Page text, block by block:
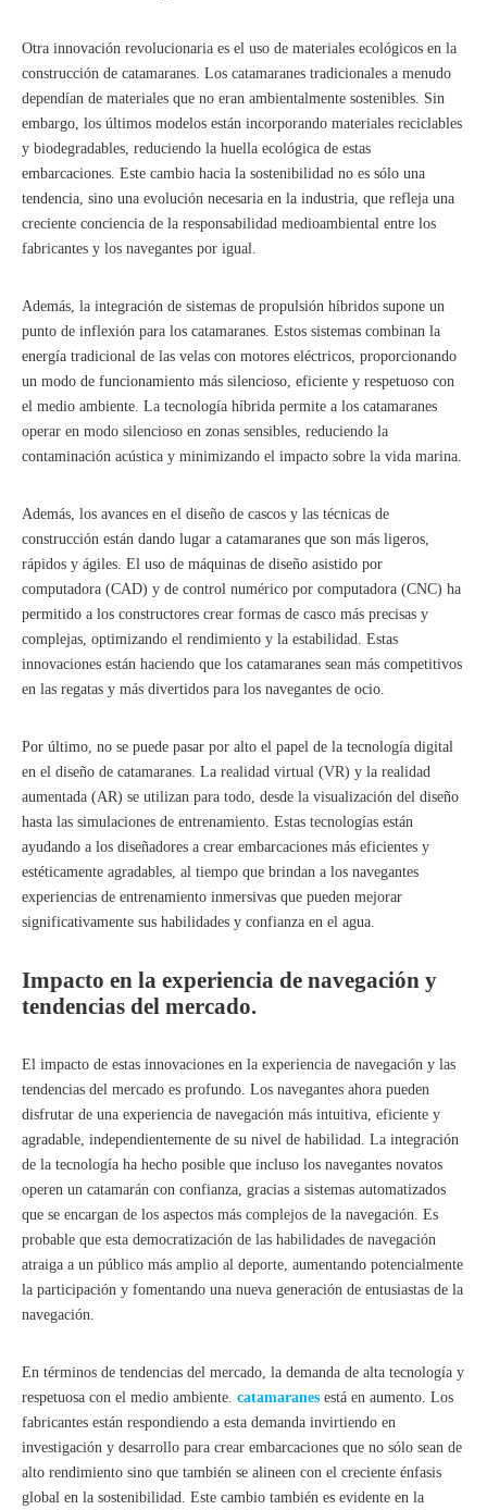
Otra innovación revolucionaria es el uso de materiales ecológicos en la
construcción de catamaranes. Los catamaranes tradicionales a menudo
dependían de materiales que no eran ambientalmente sostenibles. Sin
embargo, los últimos modelos están incorporando materiales reciclables
y biodegradables, reduciendo la huella ecológica de estas
embarcaciones. Este cambio hacia la sostenibilidad no es sólo una
tendencia, sino una evolución necesaria en la industria, que refleja una
creciente conciencia de la responsabilidad medioambiental entre los
fabricantes y los navegantes por igual.
Además, la integración de sistemas de propulsión híbridos supone un
punto de inflexión para los catamaranes. Estos sistemas combinan la
energía tradicional de las velas con motores eléctricos, proporcionando
un modo de funcionamiento más silencioso, eficiente y respetuoso con
el medio ambiente. La tecnología híbrida permite a los catamaranes
operar en modo silencioso en zonas sensibles, reduciendo la
contaminación acústica y minimizando el impacto sobre la vida marina.
Además, los avances en el diseño de cascos y las técnicas de
construcción están dando lugar a catamaranes que son más ligeros,
rápidos y ágiles. El uso de máquinas de diseño asistido por
computadora (CAD) y de control numérico por computadora (CNC) ha
permitido a los constructores crear formas de casco más precisas y
complejas, optimizando el rendimiento y la estabilidad. Estas
innovaciones están haciendo que los catamaranes sean más competitivos
en las regatas y más divertidos para los navegantes de ocio.
Por último, no se puede pasar por alto el papel de la tecnología digital
en el diseño de catamaranes. La realidad virtual (VR) y la realidad
aumentada (AR) se utilizan para todo, desde la visualización del diseño
hasta las simulaciones de entrenamiento. Estas tecnologías están
ayudando a los diseñadores a crear embarcaciones más eficientes y
estéticamente agradables, al tiempo que brindan a los navegantes
experiencias de entrenamiento inmersivas que pueden mejorar
significativamente sus habilidades y confianza en el agua.
Impacto en la experiencia de navegación y
tendencias del mercado.
El impacto de estas innovaciones en la experiencia de navegación y las
tendencias del mercado es profundo. Los navegantes ahora pueden
disfrutar de una experiencia de navegación más intuitiva, eficiente y
agradable, independientemente de su nivel de habilidad. La integración
de la tecnología ha hecho posible que incluso los navegantes novatos
operen un catamarán con confianza, gracias a sistemas automatizados
que se encargan de los aspectos más complejos de la navegación. Es
probable que esta democratización de las habilidades de navegación
atraiga a un público más amplio al deporte, aumentando potencialmente
la participación y fomentando una nueva generación de entusiastas de la
navegación.
En términos de tendencias del mercado, la demanda de alta tecnología y
respetuosa con el medio ambiente. catamaranes está en aumento. Los
fabricantes están respondiendo a esta demanda invirtiendo en
investigación y desarrollo para crear embarcaciones que no sólo sean de
alto rendimiento sino que también se alineen con el creciente énfasis
global en la sostenibilidad. Este cambio también es evidente en la